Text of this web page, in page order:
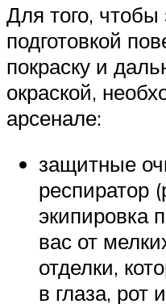
Для того, чтобы
подготовкой
покраску и
окраской,
арсенале:
защитные
респиратор
экипировка
вас от
отделки,
в глаза, рот